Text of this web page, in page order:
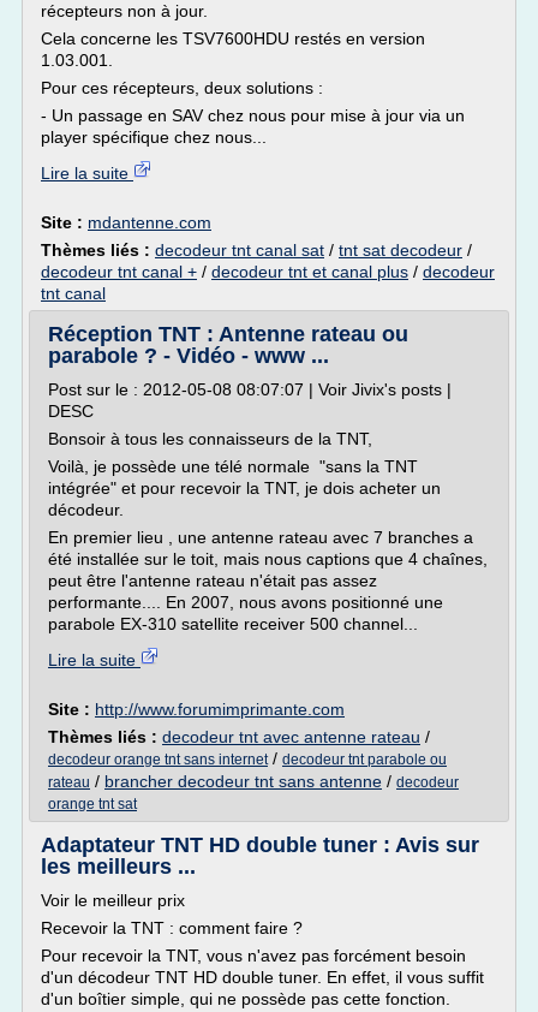
récepteurs non à jour.
Cela concerne les TSV7600HDU restés en version
1.03.001.
Pour ces récepteurs, deux solutions :
- Un passage en SAV chez nous pour mise à jour via un
player spécifique chez nous...
Lire la suite
Site : mdantenne.com
Thèmes liés : decodeur tnt canal sat / tnt sat decodeur /
decodeur tnt canal + / decodeur tnt et canal plus / decodeur
tnt canal
Réception TNT : Antenne rateau ou
parabole ? - Vidéo - www ...
Post sur le : 2012-05-08 08:07:07 | Voir Jivix's posts |
DESC
Bonsoir à tous les connaisseurs de la TNT,
Voilà, je possède une télé normale "sans la TNT
intégrée" et pour recevoir la TNT, je dois acheter un
décodeur.
En premier lieu , une antenne rateau avec 7 branches a
été installée sur le toit, mais nous captions que 4 chaînes,
peut être l'antenne rateau n'était pas assez
performante.... En 2007, nous avons positionné une
parabole EX-310 satellite receiver 500 channel...
Lire la suite
Site : http://www.forumimprimante.com
Thèmes liés : decodeur tnt avec antenne rateau /
decodeur orange tnt sans internet/ decodeur tnt parabole ou
rateau / brancher decodeur tnt sans antenne / decodeur
orange tnt sat
Adaptateur TNT HD double tuner : Avis sur
les meilleurs ...
Voir le meilleur prix
Recevoir la TNT : comment faire ?
Pour recevoir la TNT, vous n'avez pas forcément besoin
d'un décodeur TNT HD double tuner. En effet, il vous suffit
d'un boîtier simple, qui ne possède pas cette fonction.